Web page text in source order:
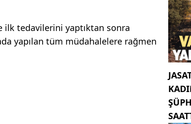
ilk tedavilerini yaptıktan sonra
yapılan tüm müdahalelere rağmen